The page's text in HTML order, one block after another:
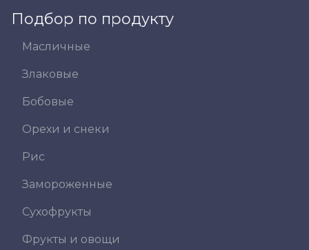
Подбор по продукту
Масличные
Злаковые
Бобовые
Орехи и снеки
Рис
Замороженные
Сухофрукты
Фрукты и овощи